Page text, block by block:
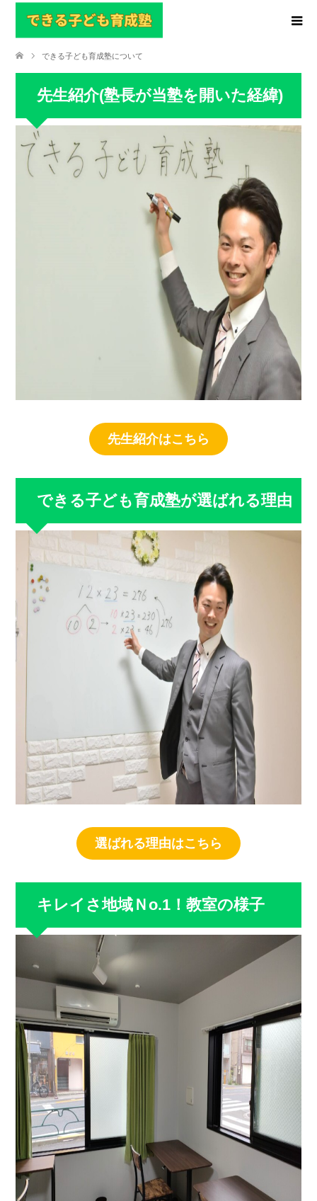
できる子ども育成塾について
先生紹介(塾長が当塾を開いた経緯)
先生紹介はこちら
できる子ども育成塾が選ばれる理由
選ばれる理由はこちら
キレイさ地域Ｎo.1！教室の様子